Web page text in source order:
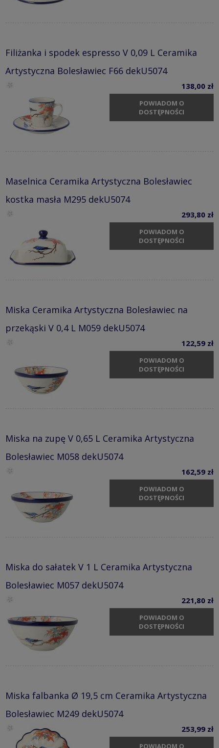
Filiżanka i spodek espresso V 0,09 L Ceramika
Artystyczna Bolesławiec F66 dekU5074
138,00 zł
POWIADOM O
DOSTĘPNOŚCI
Maselnica Ceramika Artystyczna Bolesławiec
kostka masła M295 dekU5074
293,80 zł
POWIADOM O
DOSTĘPNOŚCI
Miska Ceramika Artystyczna Bolesławiec na
przekąski V 0,4 L M059 dekU5074
122,59 zł
POWIADOM O
DOSTĘPNOŚCI
Miska na zupę V 0,65 L Ceramika Artystyczna
Bolesławiec M058 dekU5074
162,59 zł
POWIADOM O
DOSTĘPNOŚCI
Miska do sałatek V 1 L Ceramika Artystyczna
Bolesławiec M057 dekU5074
221,80 zł
POWIADOM O
DOSTĘPNOŚCI
Miska falbanka Ø 19,5 cm Ceramika Artystyczna
Bolesławiec M249 dekU5074
253,99 zł
POWIADOM O